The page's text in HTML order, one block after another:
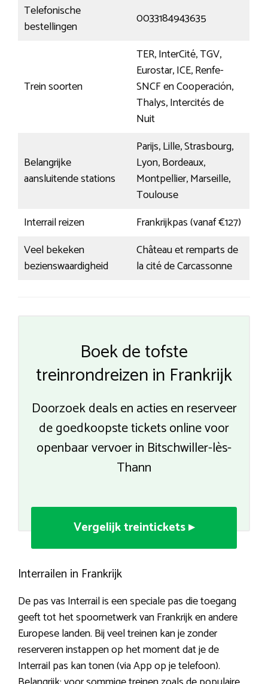
Telefonische
bestellingen
0033184943635
Trein soorten
TER, InterCité, TGV,
Eurostar, ICE, Renfe-
SNCF en Cooperación,
Thalys, Intercités de
Nuit
Belangrijke
aansluitende stations
Parijs, Lille, Strasbourg,
Lyon, Bordeaux,
Montpellier, Marseille,
Toulouse
Interrail reizen
Frankrijkpas (vanaf €127)
Veel bekeken
bezienswaardigheid
Château et remparts de
la cité de Carcassonne
Boek de tofste
treinrondreizen in Frankrijk
Doorzoek deals en acties en reserveer
de goedkoopste tickets online voor
openbaar vervoer in Bitschwiller-lès-
Thann
Vergelijk treintickets ▸
Interrailen in Frankrijk
De pas vas Interrail is een speciale pas die toegang
geeft tot het spoornetwerk van Frankrijk en andere
Europese landen. Bij veel treinen kan je zonder
reserveren instappen op het moment dat je de
Interrail pas kan tonen (via App op je telefoon).